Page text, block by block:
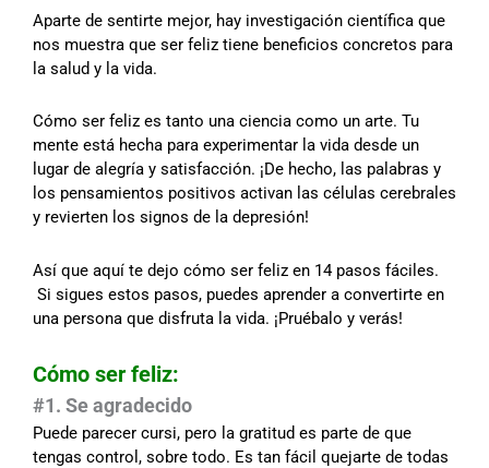
Aparte de sentirte mejor, hay investigación científica que
nos muestra que ser feliz tiene beneficios concretos para
la salud y la vida.
Cómo ser feliz es tanto una ciencia como un arte. Tu
mente está hecha para experimentar la vida desde un
lugar de alegría y satisfacción. ¡De hecho, las palabras y
los pensamientos positivos activan las células cerebrales
y revierten los signos de la depresión!
Así que aquí te dejo cómo ser feliz en 14 pasos fáciles.
Si sigues estos pasos, puedes aprender a convertirte en
una persona que disfruta la vida. ¡Pruébalo y verás!
Cómo ser feliz:
#1. Se agradecido
Puede parecer cursi, pero la gratitud es parte de que
tengas control, sobre todo. Es tan fácil quejarte de todas